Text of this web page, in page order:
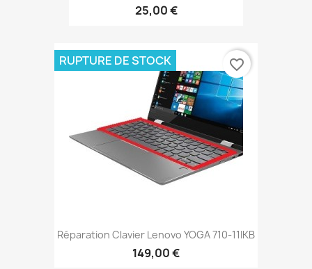
25,00 €
Réparation Clavier Lenovo YOGA 710-11IKB
149,00 €
RUPTURE DE STOCK favorite_border